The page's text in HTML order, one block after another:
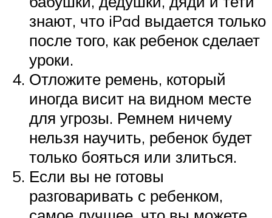
знают, что iPad выдается только
после того, как ребенок сделает
уроки.
Отложите ремень, который
иногда висит на видном месте
для угрозы. Ремнем ничему
нельзя научить, ребенок будет
только бояться или злиться.
Если вы не готовы
разговаривать с ребенком,